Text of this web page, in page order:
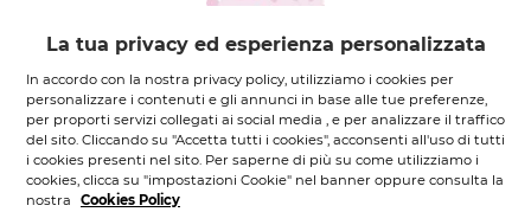
su
stelle.
11
recensioni
5,95 €
Aggiungi
su
stelle.
16
recensioni
8,95 €
Aggiungi
La tua privacy ed esperienza personalizzata
In accordo con la nostra privacy policy, utilizziamo i cookies per
personalizzare i contenuti e gli annunci in base alle tue preferenze,
per proporti servizi collegati ai social media , e per analizzare il traffico
del sito. Cliccando su "Accetta tutti i cookies", acconsenti all'uso di tutti
i cookies presenti nel sito. Per saperne di più su come utilizziamo i
cookies, clicca su "impostazioni Cookie" nel banner oppure consulta la
nostra
Cookies Policy